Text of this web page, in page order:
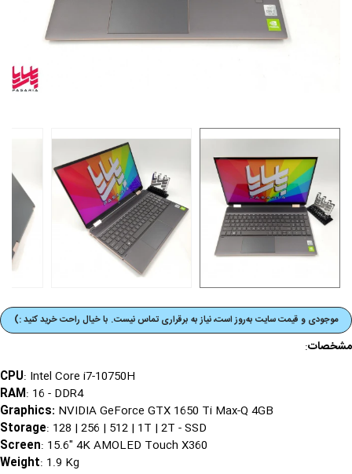
موجودی و قیمت‌ سایت به‌روز است، نیاز به برقراری تماس نیست. با خیال راحت خرید کنید :)
مشخصات:
CPU: Intel Core i7-10750H
RAM: 16 - DDR4
Graphics: NVIDIA GeForce GTX 1650 Ti Max-Q 4GB
Storage: 128 | 256 | 512 | 1T | 2T - SSD
Screen: 15.6" 4K AMOLED Touch X360
Weight: 1.9 Kg